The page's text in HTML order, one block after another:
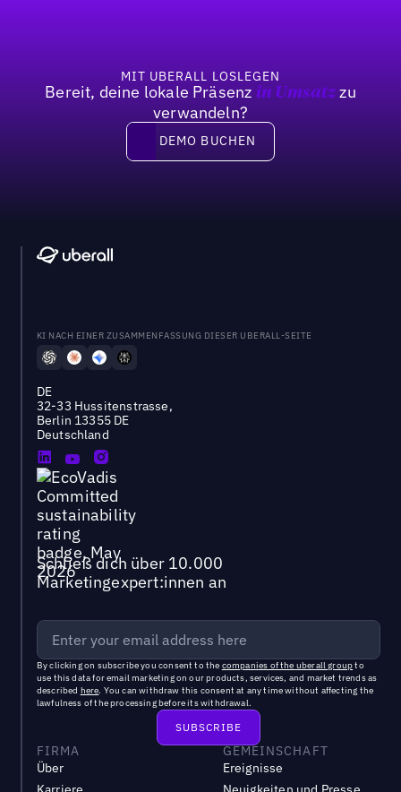
MIT UBERALL LOSLEGEN
Bereit, deine lokale Präsenz in Umsatzzu
verwandeln?
DEMO BUCHEN
DEMO BUCHEN
KI NACH EINER ZUSAMMENFASSUNG DIESER UBERALL-SEITE
DE
32-33 Hussitenstrasse,
Berlin 13355 DE
Deutschland
Schließ dich über 10.000
Marketingexpert:innen an
By clicking on subscribe you consent to the companies of the uberall groupto
use this data for email marketing on our products, services, and market trends as
described here. You can withdraw this consent at any time without affecting the
lawfulness of the processing before its withdrawal.
FIRMA
Über
GEMEINSCHAFT
Ereignisse